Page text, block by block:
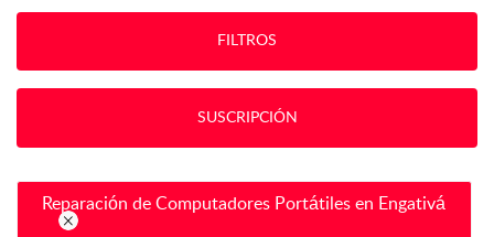
FILTROS
SUSCRIPCIÓN
Reparación de Computadores Portátiles en Engativá